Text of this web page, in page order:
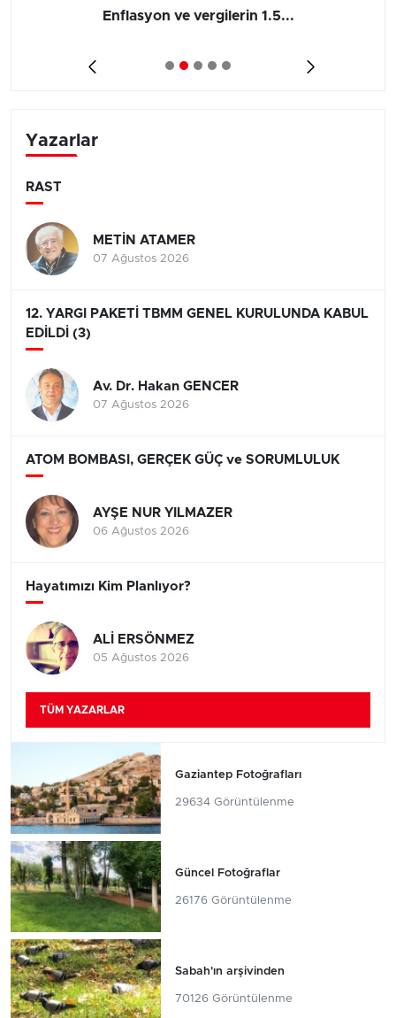
Enflasyon ve vergilerin 1.5...
Yazarlar
RAST
METİN ATAMER
07 Ağustos 2026
12. YARGI PAKETİ TBMM GENEL KURULUNDA KABUL
EDİLDİ (3)
Av. Dr. Hakan GENCER
07 Ağustos 2026
ATOM BOMBASI, GERÇEK GÜÇ ve SORUMLULUK
AYŞE NUR YILMAZER
06 Ağustos 2026
Hayatımızı Kim Planlıyor?
ALİ ERSÖNMEZ
05 Ağustos 2026
TÜM YAZARLAR
Gaziantep Fotoğrafları
29634 Görüntülenme
Güncel Fotoğraflar
26176 Görüntülenme
Sabah'ın arşivinden
70126 Görüntülenme